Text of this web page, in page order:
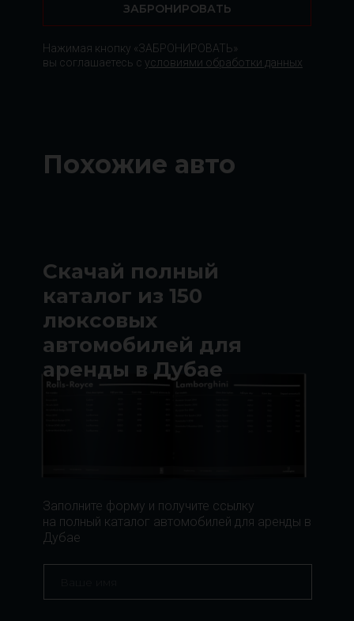
Нажимая кнопку «ЗАБРОНИРОВАТЬ»
вы соглашаетесь с условиями обработки данных
ЗАБРОНИРОВАТЬ
Похожие авто
Скачай полный
каталог из 150
люксовых
автомобилей для
аренды в Дубае
Заполните форму и получите ссылку
на полный каталог автомобилей для аренды в
Дубае